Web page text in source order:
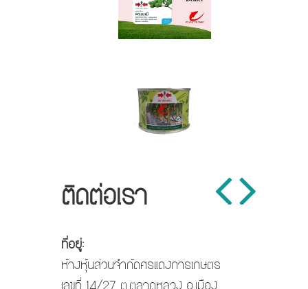
ติดต่อเรา
ที่อยู่:
ห้างหุ้นส่วนจำกัดศรแดงการเกษตร